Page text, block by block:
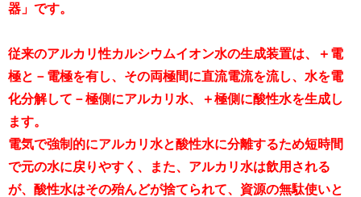
器」です。
従来のアルカリ性カルシウムイオン水の生成装置は、＋電
極と－電極を有し、その両極間に直流電流を流し、水を電
化分解して－極側にアルカリ水、＋極側に酸性水を生成し
ます。
電気で強制的にアルカリ水と酸性水に分離するため短時間
で元の水に戻りやすく、また、アルカリ水は飲用される
が、酸性水はその殆んどが捨てられて、資源の無駄使いと